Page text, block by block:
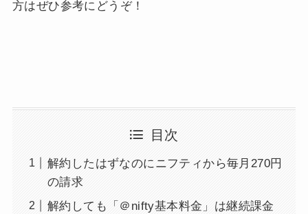
方はぜひ参考にどうぞ！
目次
解約したはずなのにニフティから毎月270円
の請求
解約しても「＠nifty基本料金」は継続課金